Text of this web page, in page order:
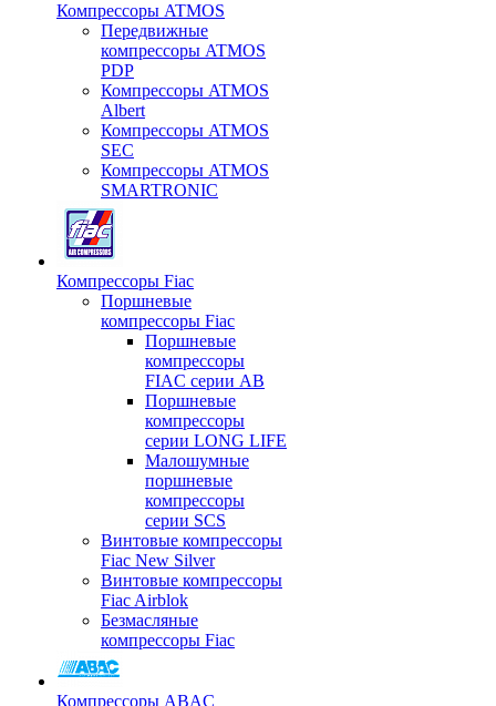
Компрессоры ATMOS
Передвижные
компрессоры ATMOS
PDP
Компрессоры ATMOS
Albert
Компрессоры ATMOS
SEC
Компрессоры ATMOS
SMARTRONIC
Компрессоры Fiac
Поршневые
компрессоры Fiac
Поршневые
компрессоры
FIAC серии AB
Поршневые
компрессоры
серии LONG LIFE
Малошумные
поршневые
компрессоры
серии SCS
Винтовые компрессоры
Fiac New Silver
Винтовые компрессоры
Fiac Airblok
Безмасляные
компрессоры Fiac
Компрессоры ABAC